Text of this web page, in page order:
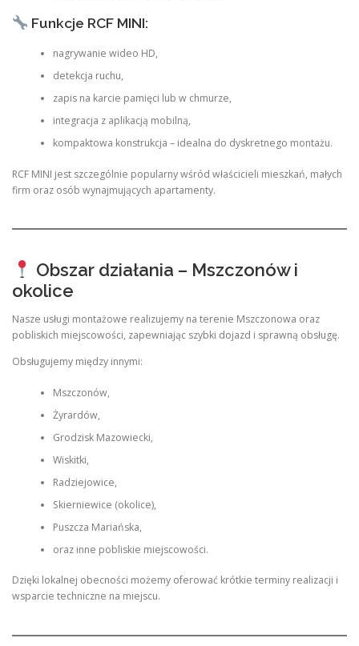
Funkcje RCF MINI:
nagrywanie wideo HD,
detekcja ruchu,
zapis na karcie pamięci lub w chmurze,
integracja z aplikacją mobilną,
kompaktowa konstrukcja – idealna do dyskretnego montażu.
RCF MINI jest szczególnie popularny wśród właścicieli mieszkań, małych
firm oraz osób wynajmujących apartamenty.
Obszar działania – Mszczonów i
okolice
Nasze usługi montażowe realizujemy na terenie Mszczonowa oraz
pobliskich miejscowości, zapewniając szybki dojazd i sprawną obsługę.
Obsługujemy między innymi:
Mszczonów,
Żyrardów,
Grodzisk Mazowiecki,
Wiskitki,
Radziejowice,
Skierniewice (okolice),
Puszcza Mariańska,
oraz inne pobliskie miejscowości.
Dzięki lokalnej obecności możemy oferować krótkie terminy realizacji i
wsparcie techniczne na miejscu.